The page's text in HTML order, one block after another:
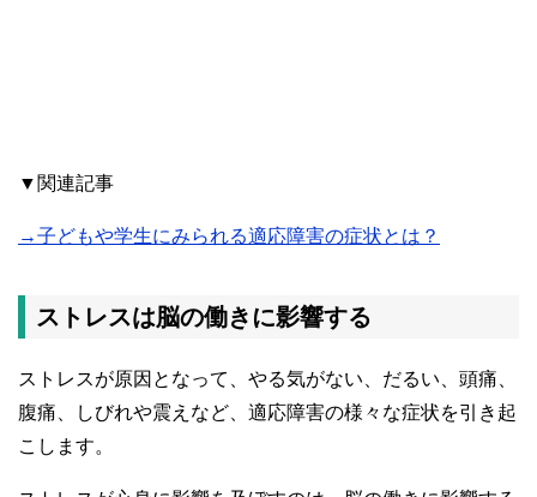
▼関連記事
→子どもや学生にみられる適応障害の症状とは？
ストレスは脳の働きに影響する
ストレスが原因となって、やる気がない、だるい、頭痛、
腹痛、しびれや震えなど、適応障害の様々な症状を引き起
こします。